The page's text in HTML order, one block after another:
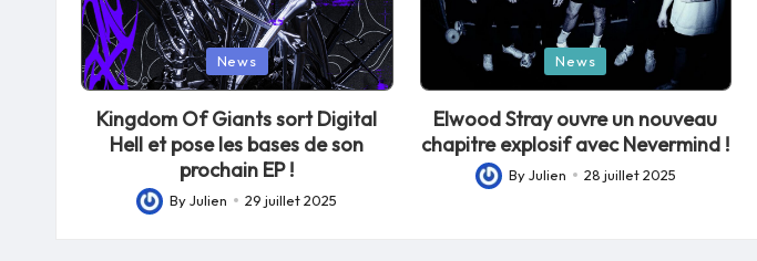
Posted
in
News
Kingdom Of Giants sort Digital
Hell et pose les bases de son
prochain EP !
Posted
ByJulien 29 juillet 2025
Posted
in
News
Elwood Stray ouvre un nouveau
chapitre explosif avec Nevermind !
Posted
ByJulien 28 juillet 2025